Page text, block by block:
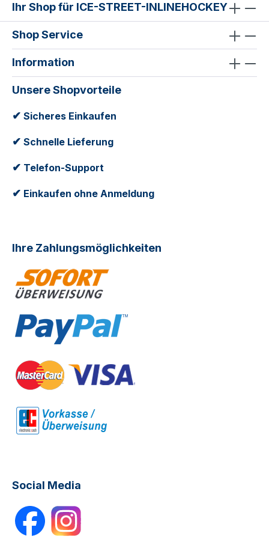
Ihr Shop für ICE-STREET-INLINEHOCKEY
Shop Service
Information
Unsere Shopvorteile
✔ Sicheres Einkaufen
✔ Schnelle Lieferung
✔ Telefon-Support
✔ Einkaufen ohne Anmeldung
Ihre Zahlungsmöglichkeiten
Social Media